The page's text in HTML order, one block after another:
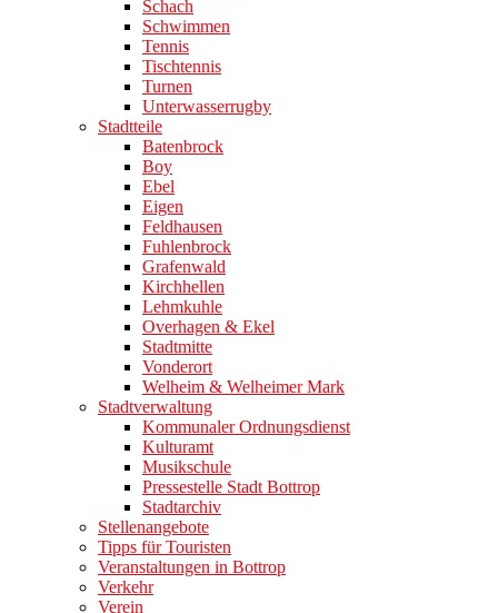
Schach
Schwimmen
Tennis
Tischtennis
Turnen
Unterwasserrugby
Stadtteile
Batenbrock
Boy
Ebel
Eigen
Feldhausen
Fuhlenbrock
Grafenwald
Kirchhellen
Lehmkuhle
Overhagen & Ekel
Stadtmitte
Vonderort
Welheim & Welheimer Mark
Stadtverwaltung
Kommunaler Ordnungsdienst
Kulturamt
Musikschule
Pressestelle Stadt Bottrop
Stadtarchiv
Stellenangebote
Tipps für Touristen
Veranstaltungen in Bottrop
Verkehr
Verein